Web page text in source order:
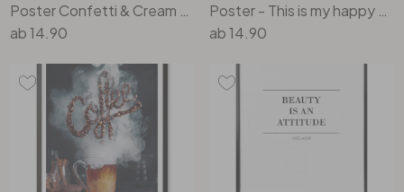
Poster Confetti & Cream - You don't always need a plan
ab14.90
Poster - This is my happy place
ab14.90